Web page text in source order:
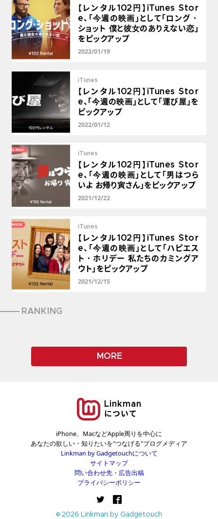
【レンタル102円】iTunes Stor
e、「今週の映画」として「ロング・
ショット 僕と彼女のありえない恋」
をピックアップ
2022/01/19
iTunes
【レンタル102円】iTunes Stor
e、「今週の映画」として「運び屋」を
ピックアップ
2022/01/12
iTunes
【レンタル102円】iTunes Stor
e、「今週の映画」として「男はつら
いよ お帰り寅さん」をピックアップ
2021/12/22
iTunes
【レンタル102円】iTunes Stor
e、「今週の映画」として「ハピエス
ト・ホリデー 私たちのカミングア
ウト」をピックアップ
2021/12/15
RANKING
MORE
Linkman
について
iPhone、MacなどApple周りを中心に
あなたの欲しい・知りたいを"つなげる"ブログメディア
Linkman by Gadgetouchについて
サイトマップ
問い合わせ先・広告出稿
プライバシーポリシー
© 2026 Linkman by Gadgetouch